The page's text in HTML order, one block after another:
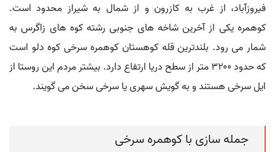
فیروزآباد، از غرب به کازرون و از شمال به شیراز محدود است.
کوهمره یکی از آخرین شاخه های جنوبی رشته کوه های زاگرس به
شمار می رود. بلندترین قله کوهستان کوهمره سرخی کوه دلو است
که حدود ۳۲۰۰ متر از سطح دریا ارتفاع دارد. بیشتر مردم این روستا از
ایل سرخی هستند و به گویش سهری یا سرخی سخن می گویند.
جمله سازی با کوهمره سرخی